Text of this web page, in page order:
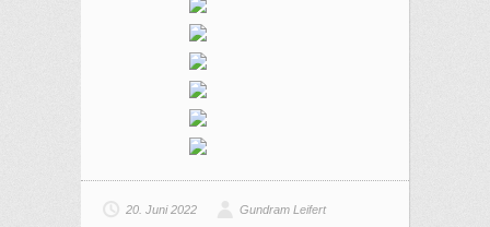
20. Juni 2022
Gundram Leifert